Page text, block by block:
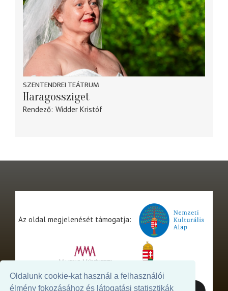
Oldalunk cookie-kat használ a felhasználói
élmény fokozásához és látogatási statisztikák
SZENTENDREI TEÁTRUM
Haragossziget
Rendező Widder Kristóf
Az oldal megjelenését támogatja: